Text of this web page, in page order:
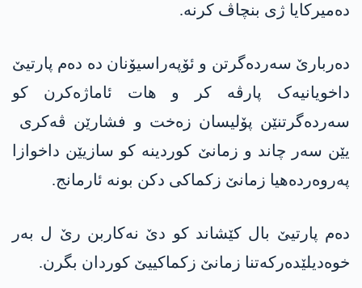
دەمیرکایا ژی بنچاڤ کرنە.
دەربارێ سەردەگرتن و ئۆپەراسیۆنان دە دەم پارتیێ
داخویانیەک پارڤە کر و هات ئاماژەکرن کو
سەردەگرتنێن پۆلیسان زەخت و فشارێن ڤەکری
یێن سەر چاند و زمانێ کوردینە کو سازیێن داخوازا
پەروەردەهیا زمانێ زکماکی دکن بونە ئارمانج.
دەم پارتیێ بال کێشاند کو دێ نەکاربن رێ ل بەر
خوەدیلێدەرکەتنا زمانێ زکماکییێ کوردان بگرن.